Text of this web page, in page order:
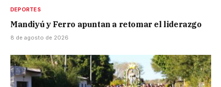
DEPORTES
Mandiyú y Ferro apuntan a retomar el liderazgo
8 de agosto de 2026